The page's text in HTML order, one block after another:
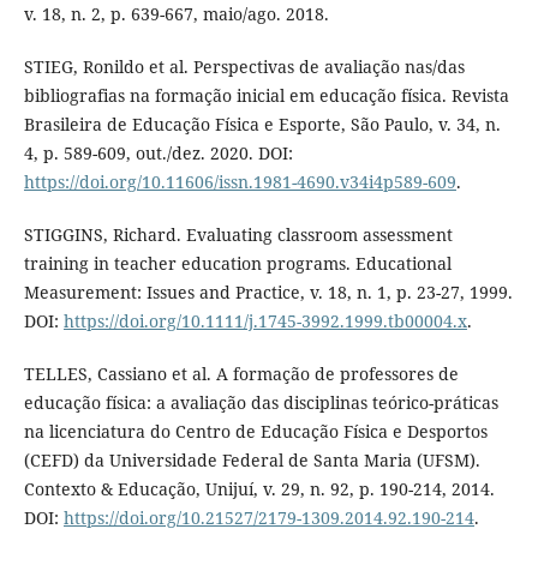
v. 18, n. 2, p. 639-667, maio/ago. 2018.
STIEG, Ronildo et al. Perspectivas de avaliação nas/das
bibliografias na formação inicial em educação física. Revista
Brasileira de Educação Física e Esporte, São Paulo, v. 34, n.
4, p. 589-609, out./dez. 2020. DOI:
https://doi.org/10.11606/issn.1981-4690.v34i4p589-609.
STIGGINS, Richard. Evaluating classroom assessment
training in teacher education programs. Educational
Measurement: Issues and Practice, v. 18, n. 1, p. 23-27, 1999.
DOI: https://doi.org/10.1111/j.1745-3992.1999.tb00004.x.
TELLES, Cassiano et al. A formação de professores de
educação física: a avaliação das disciplinas teórico-práticas
na licenciatura do Centro de Educação Física e Desportos
(CEFD) da Universidade Federal de Santa Maria (UFSM).
Contexto & Educação, Unijuí, v. 29, n. 92, p. 190-214, 2014.
DOI: https://doi.org/10.21527/2179-1309.2014.92.190-214.